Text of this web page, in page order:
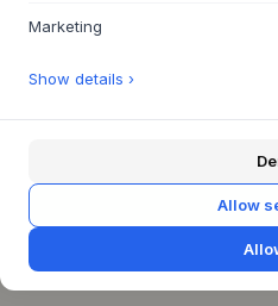
s'accumule pas, ce qui
à sa facilité d'entretien.
Ce fauteuil est conçu pour
dans le jardin. Imaginez
ils créeront un cadre
d'été en bonne compagnie. La
patins en plastique adaptés à
et elle est prête à enrichir
qualité irréprochable et son
Marketing
Show details ›
Allow